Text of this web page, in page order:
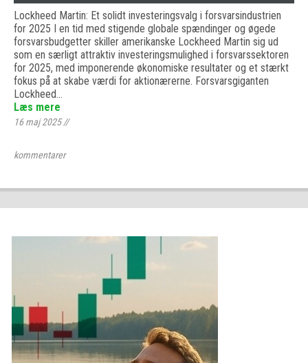
Lockheed Martin: Et solidt investeringsvalg i forsvarsindustrien
for 2025 I en tid med stigende globale spændinger og øgede
forsvarsbudgetter skiller amerikanske Lockheed Martin sig ud
som en særligt attraktiv investeringsmulighed i forsvarssektoren
for 2025, med imponerende økonomiske resultater og et stærkt
fokus på at skabe værdi for aktionærerne. Forsvarsgiganten
Lockheed…
Læs mere
16 maj 2025//
kommentarer